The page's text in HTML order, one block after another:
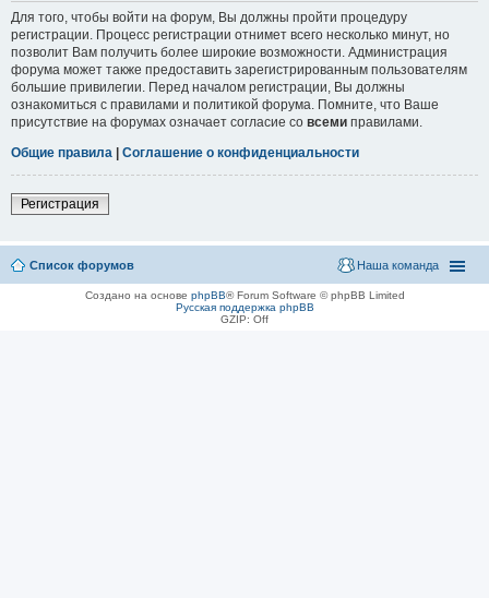
Для того, чтобы войти на форум, Вы должны пройти процедуру
регистрации. Процесс регистрации отнимет всего несколько минут, но
позволит Вам получить более широкие возможности. Администрация
форума может также предоставить зарегистрированным пользователям
большие привилегии. Перед началом регистрации, Вы должны
ознакомиться с правилами и политикой форума. Помните, что Ваше
присутствие на форумах означает согласие со всеми правилами.
Общие правила | Соглашение о конфиденциальности
Регистрация
Список форумов Наша команда
Создано на основе phpBB® Forum Software © phpBB Limited
Русская поддержка phpBB
GZIP: Off